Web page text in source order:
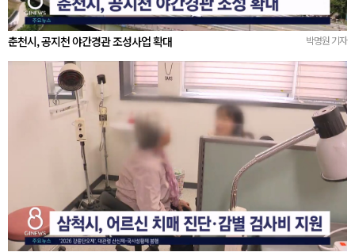
춘천시, 공지천 야간경관 조성사업 확대 박명원 기자